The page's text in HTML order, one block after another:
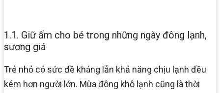
1.1. Giữ ấm cho bé trong những ngày đông lạnh,
sương giá
Trẻ nhỏ có sức đề kháng lẫn khả năng chịu lạnh đều
kém hơn người lớn. Mùa đông khô lạnh cũng là thời